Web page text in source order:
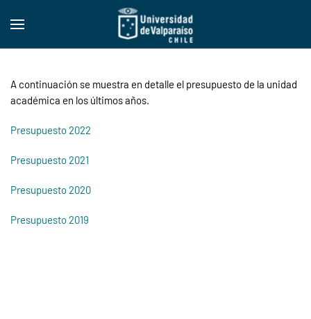
Skip to main content
A continuación se muestra en detalle el presupuesto de la unidad
académica en los últimos años.
Presupuesto 2022
Presupuesto 2021
Presupuesto 2020
Presupuesto 2019